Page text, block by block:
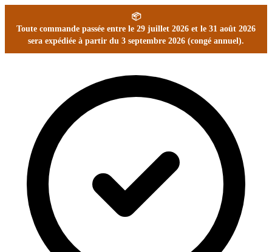
📦
Toute commande passée entre le 29 juillet 2026 et le 31 août 2026
sera expédiée à partir du 3 septembre 2026 (congé annuel).